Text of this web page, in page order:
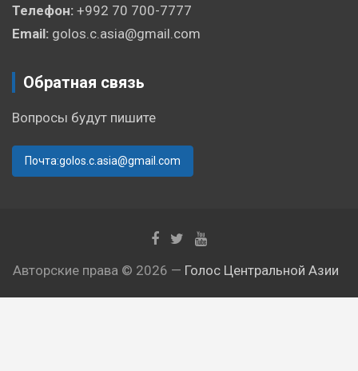
Телефон: +992 70 700-7777
Email: golos.c.asia@gmail.com
Обратная связь
Вопросы будут пишите
Почта:golos.c.asia@gmail.com
Авторские права © 2026 — Голос Центральной Азии